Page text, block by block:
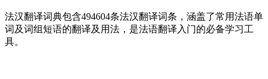
法汉翻译词典包含494604条法汉翻译词条，涵盖了常用法语单
词及词组短语的翻译及用法，是法语翻译入门的必备学习工
具。